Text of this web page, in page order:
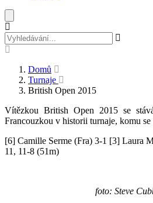
Domů
Turnaje
British Open 2015
Vítězkou British Open 2015 se
Francouzkou v historii turnaje, komu
[6] Camille Serme (Fra) 3-1 [3] Laura
11, 11-8 (51m)
foto: Steve